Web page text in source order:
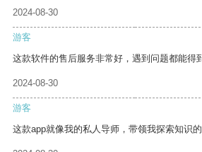
2024-08-30
游客
这款软件的售后服务非常好，遇到问题都能得
2024-08-30
游客
这款app就像我的私人导师，带领我探索知识的